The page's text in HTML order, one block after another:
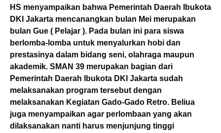
HS menyampaikan bahwa Pemerintah Daerah Ibukota
DKI Jakarta mencanangkan bulan Mei merupakan
bulan Gue ( Pelajar ). Pada bulan ini para siswa
berlomba-lomba untuk menyalurkan hobi dan
prestasinya dalam bidang seni, olahraga maupun
akademik. SMAN 39 merupakan bagian dari
Pemerintah Daerah Ibukota DKI Jakarta sudah
melaksanakan program tersebut dengan
melaksanakan Kegiatan Gado-Gado Retro. Beliua
juga menyampaikan agar perlombaan yang akan
dilaksanakan nanti harus menjunjung tinggi